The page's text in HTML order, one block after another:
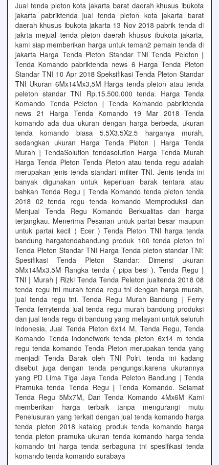
Jual tenda pleton kota jakarta barat daerah khusus ibukota
jakarta pabriktenda jual tenda pleton kota jakarta barat
daerah khusus ibukota jakarta 13 Nov 2018 pabrik tenda di
jakrta mejual tenda pleton daerah khusus ibukota jakarta,
kami siap memberikan harga untuk teman2 pemain tenda di
jakarta Harga Tenda Pleton Standar TNI Tenda Peleton |
Tenda Komando pabriktenda news 6 Harga Tenda Pleton
Standar TNI 10 Apr 2018 Speksifikasi Tenda Pleton Standar
TNI Ukuran 6Mx14Mx3,5M Harga tenda pleton atau tenda
peleton standar TNI Rp.15.500.000 tenda. Harga Tenda
Komando Tenda Peleton | Tenda Komando pabriktenda
news 21 Harga Tenda Komando 19 Mar 2018 Tenda
komando ada dua ukuran dengan harga berbeda, ukuran
tenda komando biasa 5.5X3.5X2.5 harganya murah,
sedangkan ukuran Harga Tenda Pleton | Harga Tenda
Murah | TendaSolution tendasolution Harga Tenda Murah
Harga Tenda Pleton Tenda Pleton atau tenda regu adalah
merupakan jenis tenda standart militer TNI. Jenis tenda ini
banyak digunakan untuk keperluan barak tentara atau
bahkan Tenda Regu | Tenda Komando tenda pleton tenda
2018 02 tenda regu tenda komando Memproduksi dan
Menjual Tenda Regu Komando Berkualitas dan harga
terjangkau. Menerima Pesanan untuk partai besar maupun
untuk partai kecil ( Ecer ) Tenda Pleton TNI harga tenda
bandung hargatendabandung produk 100 tenda pleton tni
Tenda Pleton Standar TNI Harga Tenda pleton standar TNI:
Spesifikasi Tenda Pleton Standar: Dimensi ukuran
5Mx14Mx3.5M Rangka tenda ( pipa besi ). Tenda Regu |
TNI | Murah | Rizki Tenda Tenda Peleton jualtenda 2018 08
tenda regu tni murah tenda regu tni dengan harga murah,
jual tenda regu tni. Tenda Regu Murah Bandung | Ferry
Tenda ferrytenda jual tenda regu murah bandung produksi
dan jual tenda regu di bandung yang melayani untuk seluruh
indonesia, Jual Tenda Pleton 6x14 M, Tenda Regu, Tenda
Komando Tenda indonetwork tenda pleton 6x14 m tenda
regu tenda komando Tenda Pleton merupakan tenda yang
menjadi Tenda Barak oleh TNI Polri. tenda ini kadang
disebut juga dengan tenda pengungsi.karena ukurannya
yang PD Lima Tiga Jaya Tenda Peleton Bandung | Tenda
Pramuka tenda Tenda Regu | Tenda Komando. Selamat
Tenda Regu 5Mx7M, Dan Tenda Komando 4Mx6M Kami
memberikan harga terbaik tanpa mengurangi mutu
Penelusuran yang terkait dengan jual tenda komando harga
tenda pleton 2018 katalog produk tenda komando harga
tenda pleton pramuka ukuran tenda komando harga tenda
komando tni harga tenda serbaguna tni spesifikasi tenda
komando tenda komando surabaya